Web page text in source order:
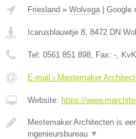
Friesland » Wolvega| Google
Icarusblauwtje 8, 8472 DN
Tel: 0561 851 898, Fax: -,
E-mail › Mestemaker
Website: https://
Mestemaker Architecten is
ingenieursbureau ▼